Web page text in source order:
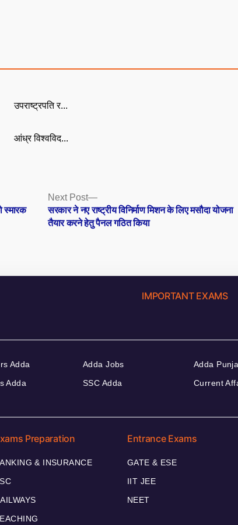
उपराष्ट्रपति र...
आंध्र विश्वविद...
स्मारक
Next Post
Next
post:
सरकार ने नए राष्ट्रीय विनिर्माण मिशन के लिए मसौदा योजना
तैयार करने हेतु पैनल गठित किया
IMPORTANT EXAMS
Adda
Adda
Adda Jobs
SSC Adda
Adda
Current
Preparation
& INSURANCE
Entrance Exams
GATE & ESE
IIT JEE
NEET